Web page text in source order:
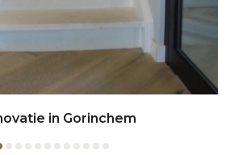
in Gorinchem